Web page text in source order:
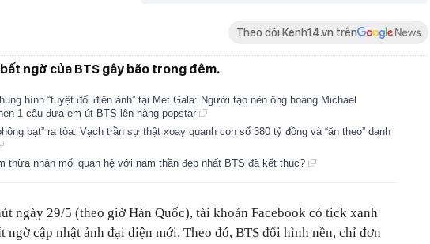
Theo dõi Kenh14.vn trên
ngờ của BTS gây bão trong đêm.
hình “tuyệt đối điện ảnh” tại Met Gala: Người tạo nên ông hoàng Michael
1 câu đưa em út BTS lên hàng popstar
bạt” ra tòa: Vạch trần sự thật xoay quanh con số 380 tỷ đồng và “ăn theo” danh
thừa nhận mối quan hệ với nam thần đẹp nhất BTS đã kết thúc?
ngày 29/5 (theo giờ Hàn Quốc), tài khoản Facebook có tick xanh
ngờ cập nhật ảnh đại diện mới. Theo đó, BTS đổi hình nền, chỉ đơn